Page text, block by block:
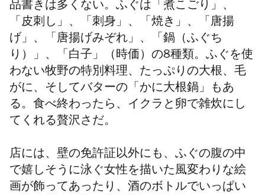
品書きは多くない。ふぐは「煮こごり」、
「皮刺し」、「刺身」、「焼き」、「唐揚
げ」、「唐揚げみぞれ」、「鍋（ふぐち
り）」、「白子」（時価）の8種類。ふぐを使
わない牧野の特別料理、たっぷりの大根、毛
がに、そしてバターの「かに大根鍋」もあ
る。食べ終わったら、イクラと卵で雑炊にし
てくれる贅沢さだ。
店には、壁の免許証以外にも、ふぐの腹の中
で嬉しそうに泳ぐ女性を描いた風変わりな絵
画が飾ってあったり、酒のボトルでいっぱい